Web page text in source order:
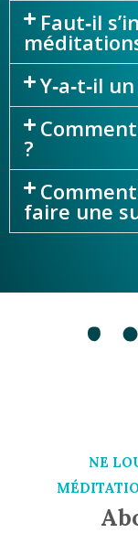
Faut‑il
Y‑a‑t‑il
?
faire une
NE